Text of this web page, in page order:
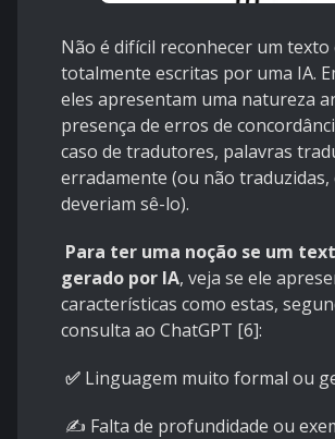
Não é difícil reconhecer um texto
totalmente escritas por uma IA.
eles apresentam uma natureza
presença de erros de
caso de tradutores, palavras
erradamente (ou não traduzidas,
deveriam sê-lo).
Para ter uma noção se um
gerado por IA, veja se ele
características como estas,
consulta ao ChatGPT [6]:
✅ Linguagem muito formal ou
✍️ Falta de profundidade ou